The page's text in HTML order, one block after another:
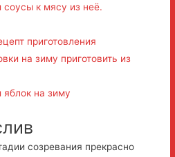
соусы к мясу из неё.
приготовления
на зиму приготовить из
яблок на зиму
созревания прекрасно